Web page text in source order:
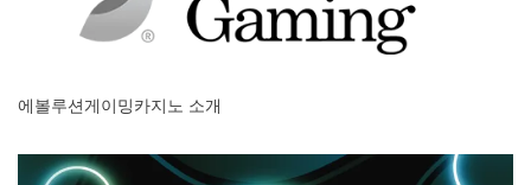
에볼루션게이밍카지노 소개